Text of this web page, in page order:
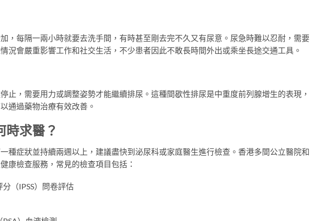
，每隔一兩小時就要去洗手間，有時甚至剛去完不久又有尿意。尿急時難以忍耐，需要
況會嚴重影響工作和社交生活，不少患者因此不敢長時間外出或乘坐長途交通工具。
止，需要用力或調整姿勢才能繼續排尿。這種間歇性排尿是中重度前列腺增生的表現，
通過藥物治療有效改善。
時求醫？
種症狀並持續兩週以上，建議盡快到泌尿科或家庭醫生進行檢查。香港多間公立醫院和
康檢查服務，常見的檢查項目包括：
（IPSS）問卷評估